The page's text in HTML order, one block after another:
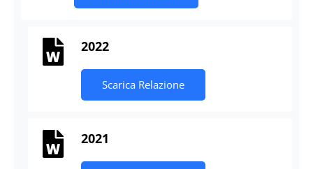
2022
Scarica Relazione
2021